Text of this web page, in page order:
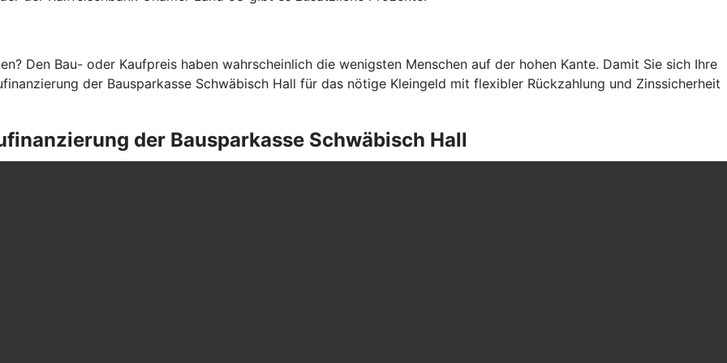
Den Bau- oder Kaufpreis haben wahrscheinlich die wenigsten Menschen auf der hohen Kante. Damit Sie sich Ihre
der Bausparkasse Schwäbisch Hall für das nötige Kleingeld mit flexibler Rückzahlung und Zinssicherheit
der Bausparkasse Schwäbisch Hall